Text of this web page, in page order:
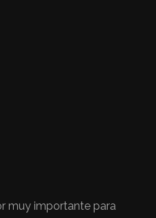
muy importante para